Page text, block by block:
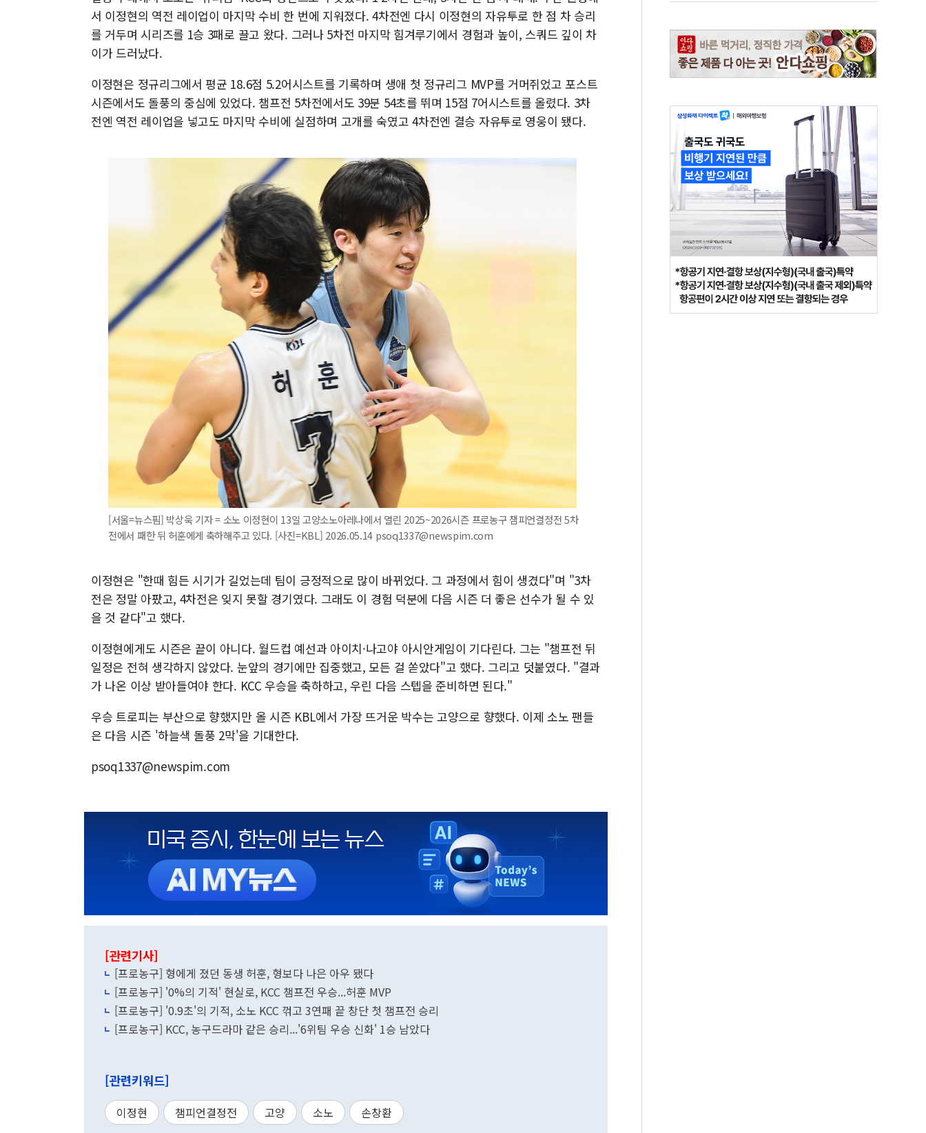
서 이정현의 역전 레이업이 마지막 수비 한 번에 지워졌다. 4차전엔 다시 이정현의 자유투로 한 점 차 승리
를 거두며 시리즈를 1승 3패로 끌고 왔다. 그러나 5차전 마지막 힘겨루기에서 경험과 높이, 스쿼드 깊이 차
이가 드러났다.
이정현은 정규리그에서 평균 18.6점 5.2어시스트를 기록하며 생애 첫 정규리그 MVP를 거머쥐었고 포스트
시즌에서도 돌풍의 중심에 있었다. 챔프전 5차전에서도 39분 54초를 뛰며 15점 7어시스트를 올렸다. 3차
전엔 역전 레이업을 넣고도 마지막 수비에 실점하며 고개를 숙였고 4차전엔 결승 자유투로 영웅이 됐다.
[서울=뉴스핌] 박상욱 기자 = 소노 이정현이 13일 고양소노아레나에서 열린 2025~2026시즌 프로농구 챔피언결정전 5차
전에서 패한 뒤 허훈에게 축하해주고 있다. [사진=KBL] 2026.05.14 psoq1337@newspim.com
이정현은 "한때 힘든 시기가 길었는데 팀이 긍정적으로 많이 바뀌었다. 그 과정에서 힘이 생겼다"며 "3차
전은 정말 아팠고, 4차전은 잊지 못할 경기였다. 그래도 이 경험 덕분에 다음 시즌 더 좋은 선수가 될 수 있
을 것 같다"고 했다.
이정현에게도 시즌은 끝이 아니다. 월드컵 예선과 아이치·나고야 아시안게임이 기다린다. 그는 "챔프전 뒤
일정은 전혀 생각하지 않았다. 눈앞의 경기에만 집중했고, 모든 걸 쏟았다"고 했다. 그리고 덧붙였다. "결과
가 나온 이상 받아들여야 한다. KCC 우승을 축하하고, 우린 다음 스텝을 준비하면 된다."
우승 트로피는 부산으로 향했지만 올 시즌 KBL에서 가장 뜨거운 박수는 고양으로 향했다. 이제 소노 팬들
은 다음 시즌 '하늘색 돌풍 2막'을 기대한다.
psoq1337@newspim.com
[관련기사]
[프로농구] 형에게 졌던 동생 허훈, 형보다 나은 아우 됐다
[프로농구] '0%의 기적' 현실로, KCC 챔프전 우승...허훈 MVP
[프로농구] '0.9초'의 기적, 소노 KCC 꺾고 3연패 끝 창단 첫 챔프전 승리
[프로농구] KCC, 농구드라마 같은 승리...'6위팀 우승 신화' 1승 남았다
[관련키워드]
이정현 챔피언결정전 고양 소노 손창환